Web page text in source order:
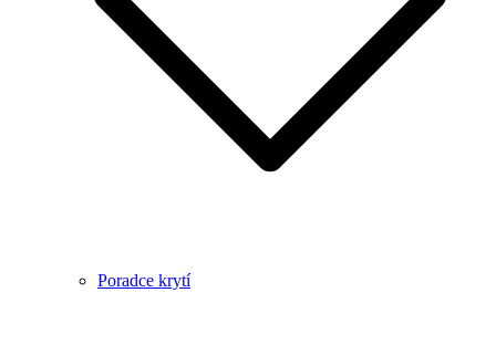
Poradce krytí